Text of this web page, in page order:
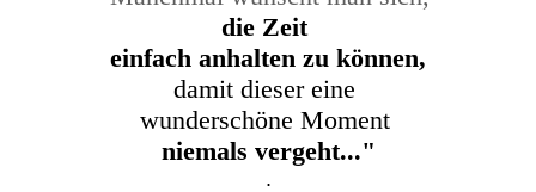
die Zeit
einfach anhalten zu können,
damit dieser eine
wunderschöne Moment
niemals vergeht..."
.